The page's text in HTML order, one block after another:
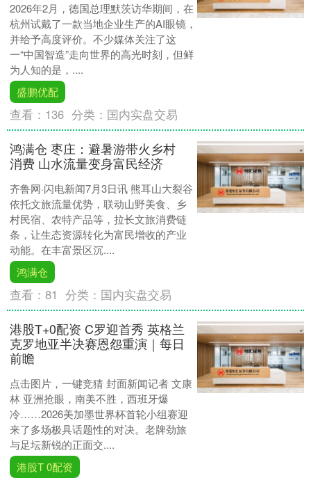
2026年2月，德国总理默茨访华期间，在
杭州试戴了一款当地企业生产的AI眼镜，
并给予高度评价。不少媒体关注了这
一“中国智造”走向世界的高光时刻，但鲜
为人知的是，....
盛鹏优配
查看： 136 分类： 国内实盘交易
鸿满仓 枣庄：避暑游带火乡村
消费 山水流量变身富民经济
齐鲁网·闪电新闻7月3日讯 熊耳山大裂谷
依托文旅流量优势，联动山野美食、乡
村民宿、农特产品等，拉长文旅消费链
条，让生态资源转化为富民增收的产业
动能。在丰富景区沉....
鸿满仓
查看：81 分类： 国内实盘交易
港股T+0配资 C罗迎首秀 英格兰
克罗地亚半决赛恩怨重演｜每日
前瞻
点击图片，一键竞猜 封面新闻记者 文康
林 亚洲抢眼，南美不胜，西班牙爆
冷……2026美加墨世界杯首轮小组赛迎
来了多场极具话题性的对决。老牌劲旅
与足坛新锐的正面交....
港股T 0配资